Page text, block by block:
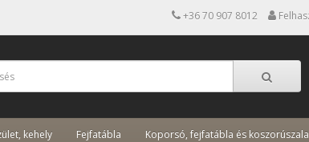
+36 70 907 8012
kehely Fejfatábla Koporsó, fejfatábla és